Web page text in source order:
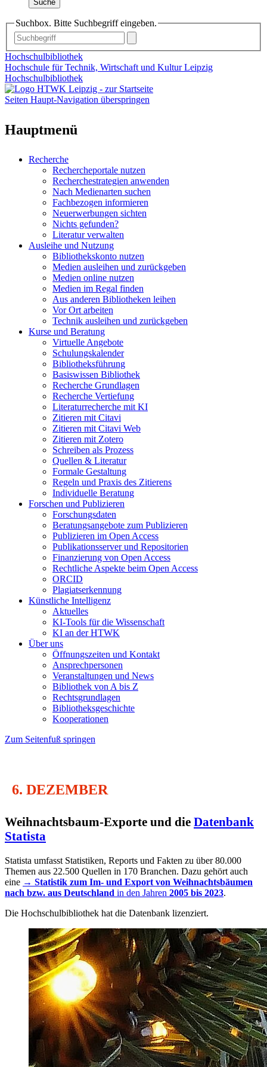
Suche
Suchbox. Bitte Suchbegriff eingeben.
Hochschulbibliothek
Hochschule für Technik, Wirtschaft und Kultur Leipzig
Hochschulbibliothek
Seiten Haupt-Navigation überspringen
Hauptmenü
Recherche
Rechercheportale nutzen
Recherchestrategien anwenden
Nach Medienarten suchen
Fachbezogen informieren
Neuerwerbungen sichten
Nichts gefunden?
Literatur verwalten
Ausleihe und Nutzung
Bibliothekskonto nutzen
Medien ausleihen und zurückgeben
Medien online nutzen
Medien im Regal finden
Aus anderen Bibliotheken leihen
Vor Ort arbeiten
Technik ausleihen und zurückgeben
Kurse und Beratung
Virtuelle Angebote
Schulungskalender
Bibliotheksführung
Basiswissen Bibliothek
Recherche Grundlagen
Recherche Vertiefung
Literaturrecherche mit KI
Zitieren mit Citavi
Zitieren mit Citavi Web
Zitieren mit Zotero
Schreiben als Prozess
Quellen & Literatur
Formale Gestaltung
Regeln und Praxis des Zitierens
Individuelle Beratung
Forschen und Publizieren
Forschungsdaten
Beratungsangebote zum Publizieren
Publizieren im Open Access
Publikationsserver und Repositorien
Finanzierung von Open Access
Rechtliche Aspekte beim Open Access
ORCID
Plagiatserkennung
Künstliche Intelligenz
Aktuelles
KI-Tools für die Wissenschaft
KI an der HTWK
Über uns
Öffnungszeiten und Kontakt
Ansprechpersonen
Veranstaltungen und News
Bibliothek von A bis Z
Rechtsgrundlagen
Bibliotheksgeschichte
Kooperationen
Zum Seitenfuß springen
6. DEZEMBER
Weihnachtsbaum-Exporte und die Datenbank
Statista
Statista umfasst Statistiken, Reports und Fakten zu über 80.000
Themen aus 22.500 Quellen in 170 Branchen. Dazu gehört auch
eine → Statistik zum Im- und Export von Weihnachtsbäumen
nach bzw. aus Deutschland in den Jahren 2005 bis 2023.
Die Hochschulbibliothek hat die Datenbank lizenziert.